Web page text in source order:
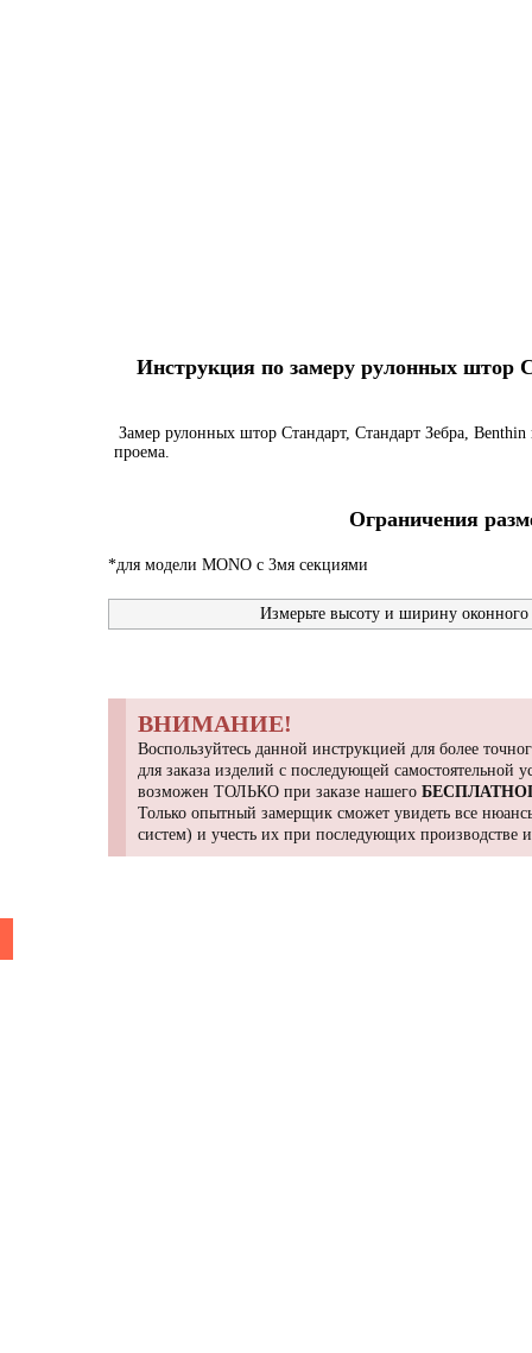
Инструкция по замеру рулонных штор
Замер рулонных штор Стандарт, Стандарт Зебра,
проема.
Ограничения
*для модели MONO с 3мя секциями
Измерьте высоту и ширину оконного
ВНИМАНИЕ!
Воспользуйтесь данной инструкцией для более
для заказа изделий с последующей
возможен ТОЛЬКО при заказе нашего
Только опытный замерщик сможет увидеть все
систем) и учесть их при последующих производстве